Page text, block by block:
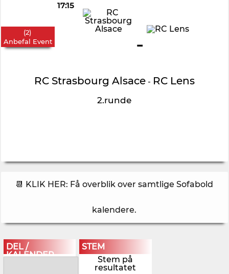
17:15
-
RC Strasbourg Alsace- RC Lens
2.runde
(2)
Anbefal Event
📆 KLIK HER: Få overblik over samtlige Sofabold
kalendere.
DEL /
KALENDER
STEM
Stem på
resultatet